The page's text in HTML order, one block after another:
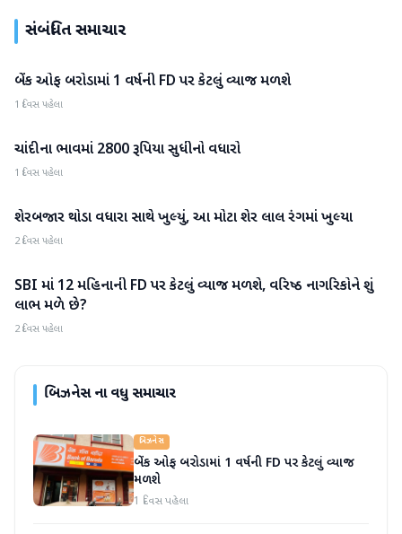
સંબંધિત સમાચાર
બિઝનેસ
બેંક ઓફ બરોડામાં 1 વર્ષની FD પર કેટલું વ્યાજ મળશે
1 દિવસ પહેલા
બિઝનેસ
ચાંદીના ભાવમાં 2800 રૂપિયા સુધીનો વધારો
1 દિવસ પહેલા
બિઝનેસ
શેરબજાર થોડા વધારા સાથે ખુલ્યું, આ મોટા શેર લાલ રંગમાં ખુલ્યા
2 દિવસ પહેલા
બિઝનેસ
SBI માં 12 મહિનાની FD પર કેટલું વ્યાજ મળશે, વરિષ્ઠ નાગરિકોને શું
લાભ મળે છે?
2 દિવસ પહેલા
બિઝનેસના વધુ સમાચાર
બિઝનેસ
બેંક ઓફ બરોડામાં 1 વર્ષની FD પર કેટલું વ્યાજ
મળશે
1 દિવસ પહેલા